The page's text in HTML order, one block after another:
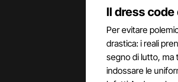
Il dress
Per evitare
drastica: i reali
segno di lutto, ma
indossare le